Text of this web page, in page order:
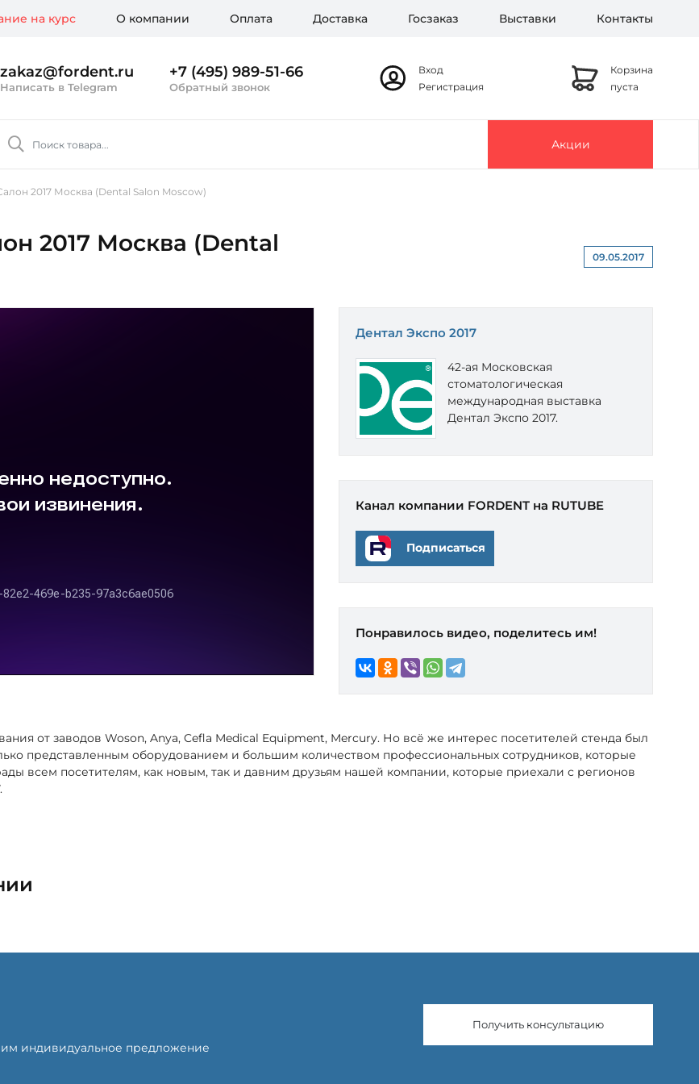
на курс О компании Оплата Доставка Госзаказ Выставки Контакты
zakaz@fordent.ru
Написать в Telegram
+7 (495) 989-51-66
Обратный звонок
Вход
Регистрация
Корзина
пуста
Акции
2017 Москва (Dental Salon Moscow)
2017 Москва (Dental
09.05.2017
Дентал Экспо 2017
42-ая Московская
стоматологическая
международная выставка
Дентал Экспо 2017.
Канал компании FORDENT на RUTUBE
Подписаться
Понравилось видео, поделитесь им!
от заводов Woson, Anya, Cefla Medical Equipment, Mercury. Но всё же интерес посетителей стенда был
представленным оборудованием и большим количеством профессиональных сотрудников, которые
всем посетителям, как новым, так и давним друзьям нашей компании, которые приехали с регионов
индивидуальное предложение
Получить консультацию